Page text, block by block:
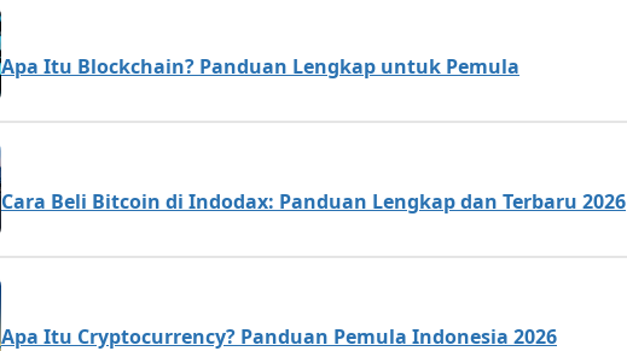
Apa Itu Blockchain? Panduan Lengkap untuk Pemula
Cara Beli Bitcoin di Indodax: Panduan Lengkap dan Terbaru 2026
Apa Itu Cryptocurrency? Panduan Pemula Indonesia 2026